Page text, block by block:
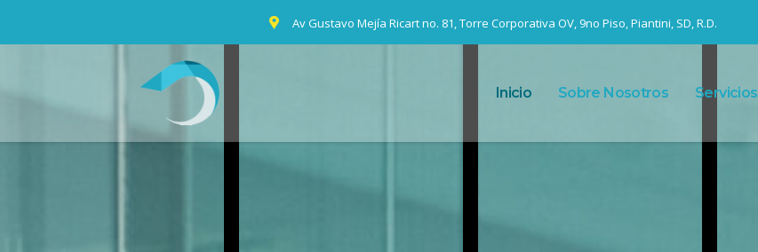
Av Gustavo Mejía Ricart no. 81, Torre Corporativa OV, 9no Piso, Piantini, SD, R.D.
Inicio Sobre Nosotros Servicios